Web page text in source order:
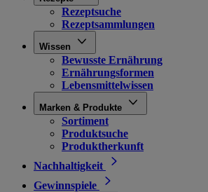
Rezeptsuche
Rezeptsammlungen
Wissen
Bewusste Ernährung
Ernährungsformen
Lebensmittelwissen
Marken & Produkte
Sortiment
Produktsuche
Produktherkunft
Nachhaltigkeit
Gewinnspiele